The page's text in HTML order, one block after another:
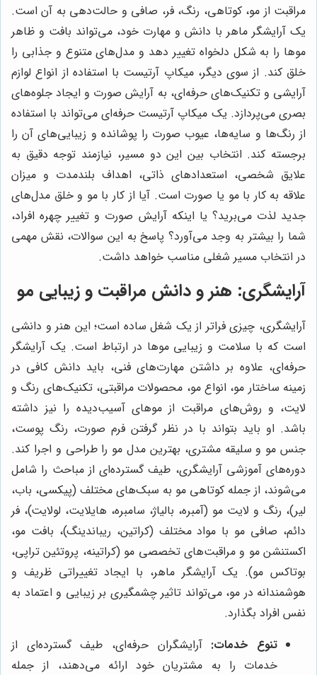
مراقبت از مو، کوتاهی، رنگ، فر، صافی و حالت‌دهی به آن است.
یک آرایشگر ماهر با دانش و مهارت خود، می‌تواند بافت و ظاهر
موها را به شکل دلخواه تغییر دهد و مدل‌های متنوع و جذابی را
خلق کند. از سوی دیگر، میکاپ آرتیست با استفاده از انواع لوازم
آرایشی و تکنیک‌های حرفه‌ای، به آرایش صورت و ایجاد جلوه‌های
بصری می‌پردازد. یک میکاپ آرتیست حرفه‌ای می‌تواند با استفاده
از رنگ‌ها و سایه‌ها، عیوب صورت را پوشانده و زیبایی‌های آن را
برجسته کند. انتخاب بین این دو مسیر، نیازمند توجه دقیق به
علایق شخصی، استعدادهای ذاتی، اهداف بلندمدت و میزان
علاقه به کار با مو یا صورت است. آیا از کار با مو و خلق مدل‌های
جدید لذت می‌برید؟ یا اینکه آرایش صورت و تغییر چهره افراد،
شما را بیشتر به وجد می‌آورد؟ پاسخ به این سوالات، نقش مهمی
در انتخاب مسیر شغلی مناسب خواهد داشت.
آرایشگری: هنر و دانش مراقبت و زیبایی مو
آرایشگری، چیزی فراتر از یک شغل ساده است؛ این هنر و دانشی
است که با سلامت و زیبایی موها در ارتباط است. یک آرایشگر
حرفه‌ای، علاوه بر داشتن مهارت‌های فنی، باید دانش کافی در
زمینه ساختار مو، انواع مو، محصولات مراقبتی، تکنیک‌های رنگ و
لایت، و روش‌های مراقبت از موهای آسیب‌دیده را نیز داشته
باشد. او باید بتواند با در نظر گرفتن فرم صورت، رنگ پوست،
جنس مو و سلیقه مشتری، بهترین مدل مو را طراحی و اجرا کند.
دوره‌های آموزشی آرایشگری، طیف گسترده‌ای از مباحث را شامل
می‌شوند، از جمله کوتاهی مو به سبک‌های مختلف (پیکسی، باب،
لیر)، رنگ و لایت مو (آمبره، بالیاژ، سامبره، هایلایت، لولایت)، فر
دائم، صافی مو با مواد مختلف (کراتین، ریباندینگ)، بافت مو،
اکستنشن مو و مراقبت‌های تخصصی مو (کراتینه، پروتئین تراپی،
بوتاکس مو). یک آرایشگر ماهر، با ایجاد تغییراتی ظریف و
هوشمندانه در مو، می‌تواند تاثیر چشمگیری بر زیبایی و اعتماد به
نفس افراد بگذارد.
تنوع خدمات: آرایشگران حرفه‌ای، طیف گسترده‌ای از
خدمات را به مشتریان خود ارائه می‌دهند، از جمله